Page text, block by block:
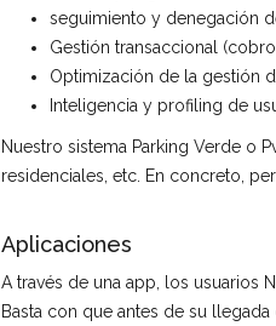
seguimiento y denegación
Gestión transaccional
Optimización de la gestión
Inteligencia y profiling de
Nuestro sistema Parking Verde o
residenciales, etc. En concreto,
Aplicaciones
A través de una app, los usuarios
Basta con que antes de su